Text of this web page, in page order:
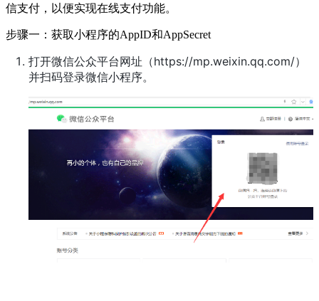
信支付，以便实现在线支付功能。
步骤一：获取小程序的AppID和AppSecret
打开微信公众平台网址（https://mp.weixin.qq.com/）
并扫码登录微信小程序。